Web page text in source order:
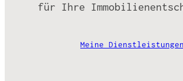
für Ihre
Meine Dienstleistungen